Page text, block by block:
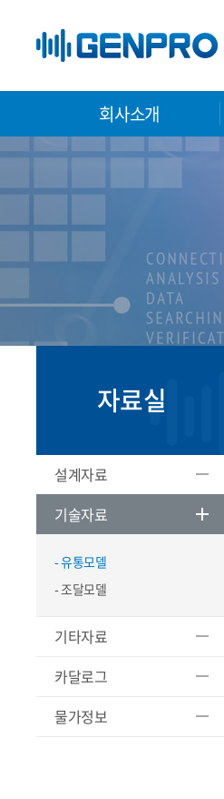
회사소개
자료실
설계자료
기술자료
- 유통모델
- 조달모델
기타자료
카달로그
물가정보